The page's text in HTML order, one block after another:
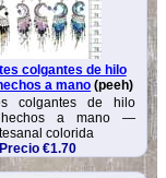
colgantes de hilo
a mano (peeh)
colgantes de hilo
hechos a mano —
colorida
Precio €1.70